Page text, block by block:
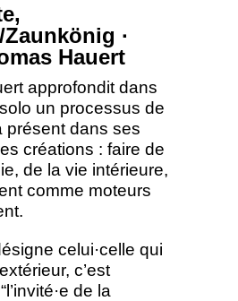
·
Hauert
approfondit dans
un processus de
présent dans ses
créations : faire de
de la vie intérieure,
comme moteurs
celui·celle qui
c’est
de la